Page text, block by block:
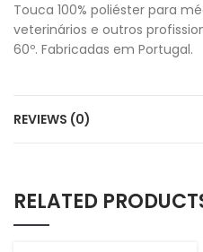
Touca 100% poliéster para
veterinários e outros
60º. Fabricadas em Portugal.
REVIEWS (0)
RELATED